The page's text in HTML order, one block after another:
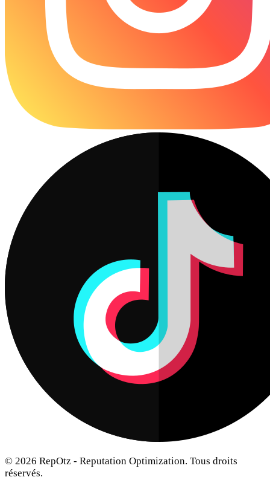
© 2026 RepOtz - Reputation Optimization. Tous droits
réservés.